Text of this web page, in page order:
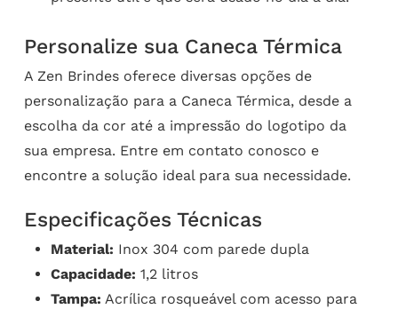
Personalize sua Caneca Térmica
A Zen Brindes oferece diversas opções de
personalização para a Caneca Térmica, desde a
escolha da cor até a impressão do logotipo da
sua empresa. Entre em contato conosco e
encontre a solução ideal para sua necessidade.
Especificações Técnicas
Material: Inox 304 com parede dupla
Capacidade: 1,2 litros
Tampa: Acrílica rosqueável com acesso para